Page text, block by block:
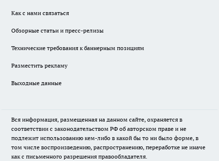
Как с нами связаться
Обзорные статьи и пресс-релизы
Технические требования к баннерным позициям
Разместить рекламу
Выходные данные
Вся информация, размещенная на данном сайте, охраняется в
соответствии с законодательством РФ об авторском праве и не
подлежит использованию кем-либо в какой бы то ни было форме, в
том числе воспроизведению, распространению, переработке не иначе
как с письменного разрешения правообладателя.